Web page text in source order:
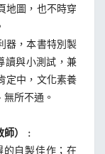
地圖，也不時穿
，本書特別製
讀與小測試，兼
定中，文化素養
所不通。
）﹕
自製佳作；在